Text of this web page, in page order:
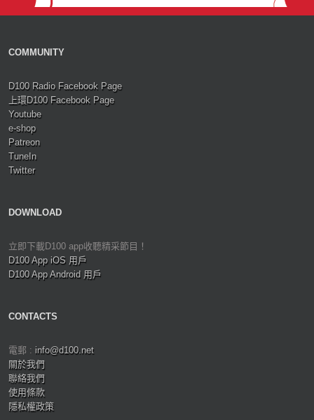
COMMUNITY
D100 Radio Facebook Page
上環D100 Facebook Page
Youtube
e-shop
Patreon
TuneIn
Twitter
DOWNLOAD
立即下載D100 app收聽精采節目！
D100 App iOS 用戶
D100 App Android 用戶
CONTACTS
電郵 : info@d100.net
關於我們
聯絡我們
使用條款
隱私權政策